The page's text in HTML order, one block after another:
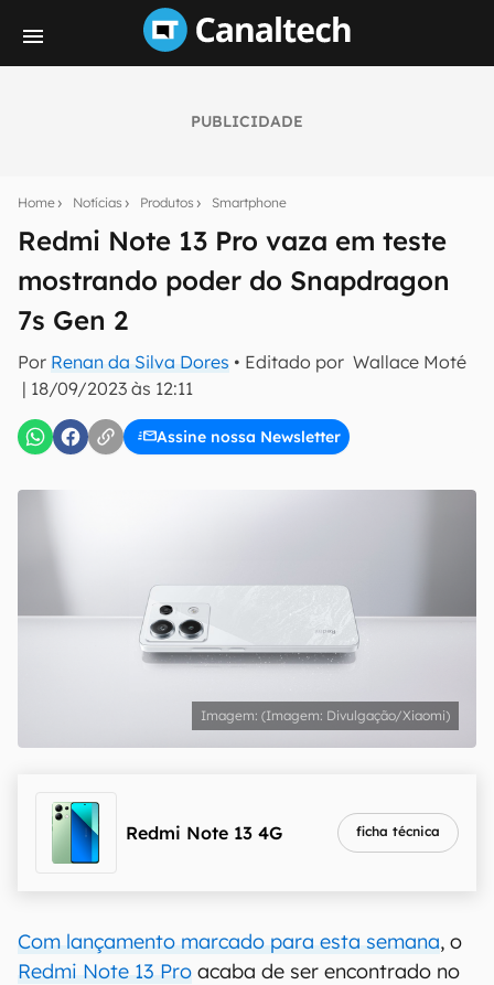
PUBLICIDADE
Home Notícias Produtos Smartphone
Redmi Note 13 Pro vaza em teste
mostrando poder do Snapdragon
7s Gen 2
Por Renan da Silva Dores • Editado por Wallace Moté
| 18/09/2023 às 12:11
Assine nossa Newsletter
notícias e reviews sobre tecnologia em primeira
mão.
E-mail
inscreva-se
Confirmo que li, aceito e concordo com os Termos de
Uso e Política de Privacidade do Canaltech.
(Imagem: Divulgação/Xiaomi)
Redmi Note 13 4G ficha técnica
Com lançamento marcado para esta semana, o
Redmi Note 13 Pro acaba de ser encontrado no